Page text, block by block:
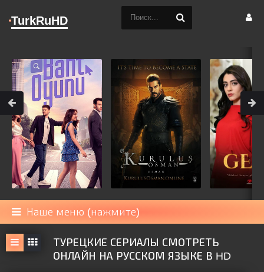
Наше меню (нажмите)
ТУРЕЦКИЕ СЕРИАЛЫ СМОТРЕТЬ
ОНЛАЙН НА РУССКОМ ЯЗЫКЕ В HD
TurkRuHD